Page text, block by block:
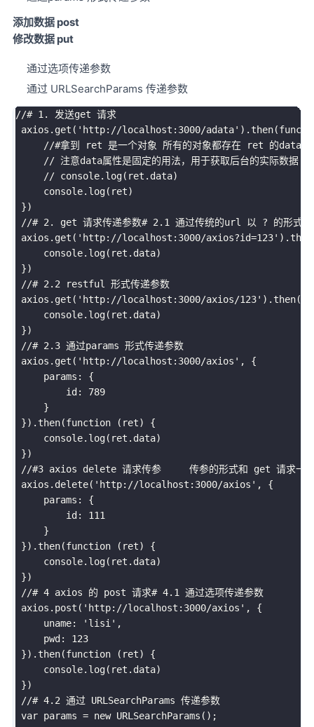
添加数据 post
修改数据 put
通过选项传递参数
通过 URLSearchParams 传递参数
//# 1. 发送get 请求
axios . get ( 'http://localhost:3000/adata' ) . then(
//#拿到 ret 是一个对象 所有的对象都存在 ret 的data
// 注意data属性是固定的用法，用于获取后台的实际数据
// console.log(ret.data)
     console
. log( ret)
})
//# 2. get 请求传递参数# 2.1 通过传统的url 以 ? 的形式传
axios . get ( 'http://localhost:3000/axios?id=123' ) . then
     console
. log( ret . data)
})
//# 2.2 restful 形式传递参数
axios . get ( 'http://localhost:3000/axios/123' ) . then(
     console
. log( ret . data)
})
//# 2.3 通过params 形式传递参数
axios . get ( 'http://localhost:3000/axios' ,
{
     params
:
{
         id
:
789
}
}) . then(function ( ret)
{
     console
. log( ret . data)
})
//#3 axios delete 请求传参     传参的形式和 get 请求一
axios . delete( 'http://localhost:3000/axios' ,
{
     params
:
{
         id
:
111
}
}) . then(function ( ret)
{
     console
. log( ret . data)
})
//# 4 axios 的 post 请求# 4.1 通过选项传递参数
axios . post ( 'http://localhost:3000/axios' ,
{
     uname
: 'lisi' ,
     pwd
:
123
}) . then(function ( ret)
{
     console
. log( ret . data)
})
//# 4.2 通过 URLSearchParams 传递参数
var params = new URLSearchParams ( ) ;